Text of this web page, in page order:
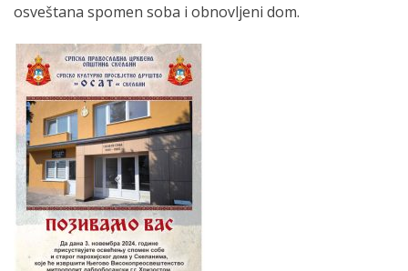
osveštana spomen soba i obnovljeni dom.